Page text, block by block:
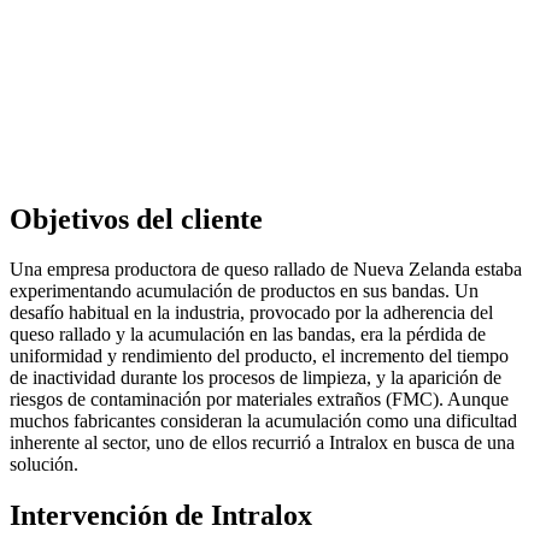
Objetivos del cliente
Una empresa productora de queso rallado de Nueva Zelanda estaba
experimentando acumulación de productos en sus bandas. Un
desafío habitual en la industria, provocado por la adherencia del
queso rallado y la acumulación en las bandas, era la pérdida de
uniformidad y rendimiento del producto, el incremento del tiempo
de inactividad durante los procesos de limpieza, y la aparición de
riesgos de contaminación por materiales extraños (FMC). Aunque
muchos fabricantes consideran la acumulación como una dificultad
inherente al sector, uno de ellos recurrió a Intralox en busca de una
solución.
Intervención de Intralox